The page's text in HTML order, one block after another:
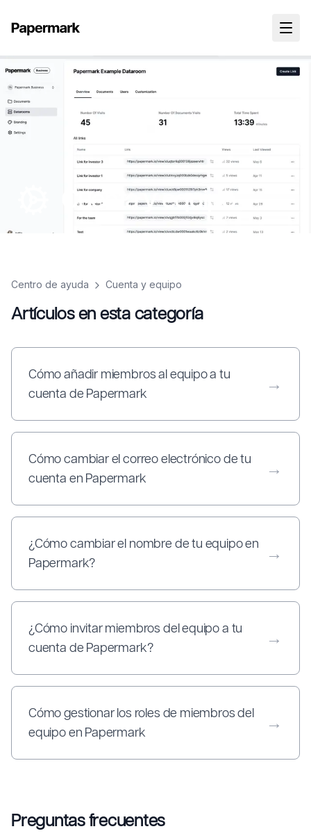
Cuenta y equipo
Centro de ayuda Cuenta y equipo
Artículos en esta categoría
Cómo añadir miembros al equipo a tu
cuenta de Papermark
→
Cómo cambiar el correo electrónico de tu
cuenta en Papermark
→
¿Cómo cambiar el nombre de tu equipo en
Papermark?
→
¿Cómo invitar miembros del equipo a tu
cuenta de Papermark?
→
Cómo gestionar los roles de miembros del
equipo en Papermark
→
Preguntas frecuentes